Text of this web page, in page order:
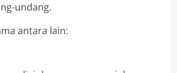
undang.
antara lain: